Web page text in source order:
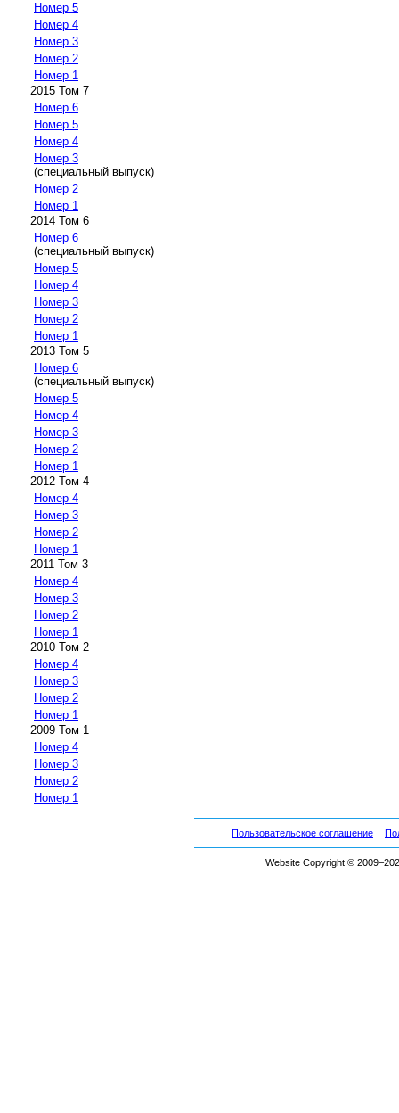
Номер 5
Номер 4
Номер 3
Номер 2
Номер 1
2015 Том 7
Номер 6
Номер 5
Номер 4
Номер 3
(специальный выпуск)
Номер 2
Номер 1
2014 Том 6
Номер 6
(специальный выпуск)
Номер 5
Номер 4
Номер 3
Номер 2
Номер 1
2013 Том 5
Номер 6
(специальный выпуск)
Номер 5
Номер 4
Номер 3
Номер 2
Номер 1
2012 Том 4
Номер 4
Номер 3
Номер 2
Номер 1
2011 Том 3
Номер 4
Номер 3
Номер 2
Номер 1
2010 Том 2
Номер 4
Номер 3
Номер 2
Номер 1
2009 Том 1
Номер 4
Номер 3
Номер 2
Номер 1
Пользовательское соглашение
Website Copyright ©